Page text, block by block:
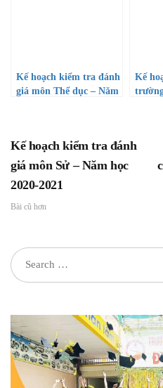
Kế hoạch kiểm tra đánh
giá môn Thể dục – Năm
Kế
Kế hoạch kiểm tra đánh
giá môn Sử – Năm học
2020-2021
Bài cũ hơn